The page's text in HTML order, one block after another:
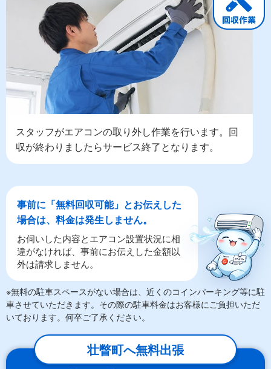
スタッフがエアコンの取り外し作業を行います。回
収が終わりましたらサービス終了となります。
事前に「無料回収可能」とお伝えした
場合は、料金は発生しません。
お伺いした内容とエアコン設置状況に相
違がなければ、事前にお伝えした金額以
外は請求しません。
※無料の駐車スペースがない場合は、近くのコインパーキング等に駐
車させていただきます。その際の駐車料金はお客様にご負担いただ
いております。何卒ご了承ください。
壮瞥町へ無料出張